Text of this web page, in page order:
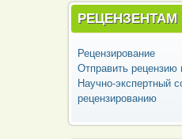
РЕЦЕНЗЕНТАМ
Рецензирование
Отправить рецензию
Научно-экспертный
рецензированию